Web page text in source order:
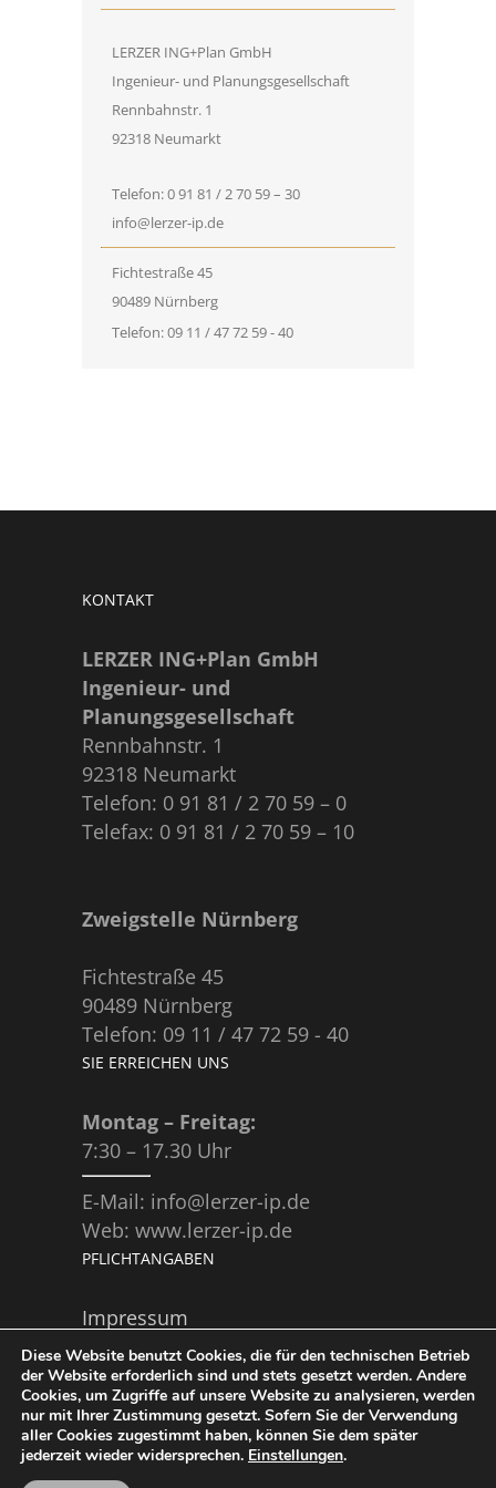
LERZER ING+Plan GmbH
Ingenieur- und Planungsgesellschaft
Rennbahnstr. 1
92318 Neumarkt
Telefon: 0 91 81 / 2 70 59 – 30
info@lerzer-ip.de
Fichtestraße 45
90489 Nürnberg
Telefon: 09 11 / 47 72 59 - 40
KONTAKT
LERZER ING+Plan GmbH
Ingenieur- und
Planungsgesellschaft
Rennbahnstr. 1
92318 Neumarkt
Telefon: 0 91 81 / 2 70 59 – 0
Telefax: 0 91 81 / 2 70 59 – 10
Zweigstelle Nürnberg
Fichtestraße 45
90489 Nürnberg
Telefon: 09 11 / 47 72 59 - 40
SIE ERREICHEN UNS
Montag – Freitag:
7:30 – 17.30 Uhr
E-Mail: info@lerzer-ip.de
Web: www.lerzer-ip.de
PFLICHTANGABEN
Impressum
Datenschutz­erklärung
Diese Website benutzt Cookies, die für den technischen Betrieb
der Website erforderlich sind und stets gesetzt werden. Andere
Cookies, um Zugriffe auf unsere Website zu analysieren, werden
nur mit Ihrer Zustimmung gesetzt. Sofern Sie der Verwendung
aller Cookies zugestimmt haben, können Sie dem später
jederzeit wieder widersprechen. Einstellungen.